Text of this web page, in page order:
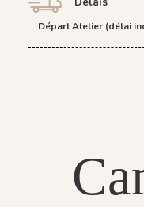
Départ Atelier (délai